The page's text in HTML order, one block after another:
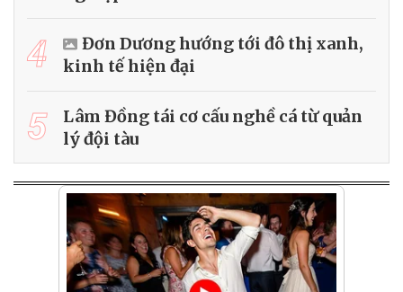
4
Đơn Dương hướng tới đô thị xanh,
kinh tế hiện đại
5
Lâm Đồng tái cơ cấu nghề cá từ quản
lý đội tàu